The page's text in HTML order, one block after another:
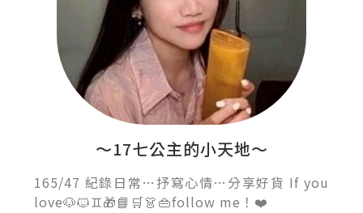
～17七公主的小天地～
165/47 紀錄日常…抒寫心情…分享好貨 If you
love🐶🐱♊️🎁📘🛒👗👜follow me！❤️